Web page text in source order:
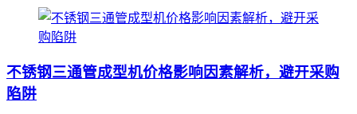
不锈钢三通管成型机价格影响因素解析，避开采购
陷阱